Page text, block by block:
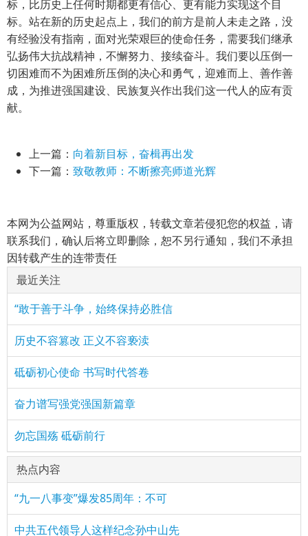
标，比历史上任何时期都更有信心、更有能力实现这个目
标。站在新的历史起点上，我们的前方是前人未走之路，没
有经验没有指南，面对光荣艰巨的使命任务，需要我们继承
弘扬伟大抗战精神，不懈努力、接续奋斗。我们要以压倒一
切困难而不为困难所压倒的决心和勇气，迎难而上、善作善
成，为推进强国建设、民族复兴作出我们这一代人的应有贡
献。
上一篇： 向着新目标，奋楫再出发
下一篇： 致敬教师：不断擦亮师道光辉
本网为公益网站，尊重版权，转载文章若侵犯您的权益，请
联系我们，确认后将立即删除，恕不另行通知，我们不承担
因转载产生的连带责任
最近关注
“敢于善于斗争，始终保持必胜信
历史不容篡改 正义不容亵渎
砥砺初心使命 书写时代答卷
奋力谱写强党强国新篇章
勿忘国殇 砥砺前行
热点内容
“九一八事变”爆发85周年：不可
中共五代领导人这样纪念孙中山先